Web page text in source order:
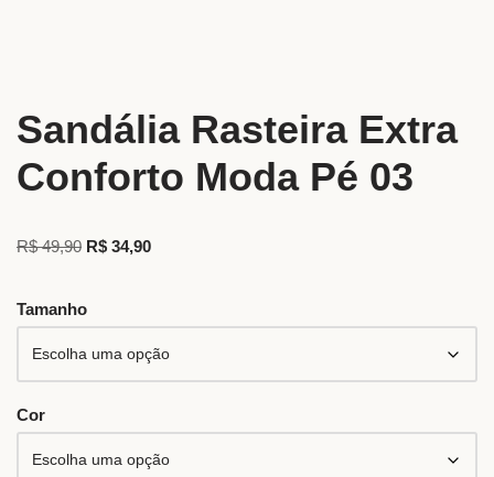
Sandália Rasteira Extra
Conforto Moda Pé 03
R$49,90 R$ 34,90
Tamanho
Cor